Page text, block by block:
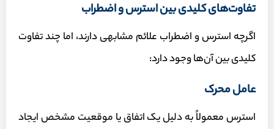
تفاوت‌های کلیدی بین استرس و اضطراب
اگرچه استرس و اضطراب علائم مشابهی دارند، اما چند تفاوت
کلیدی بین آن‌ها وجود دارد:
عامل محرک
استرس معمولاً به دلیل یک اتفاق یا موقعیت مشخص ایجاد